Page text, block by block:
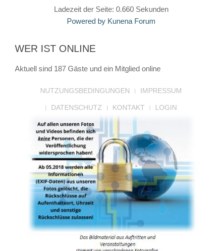
Ladezeit der Seite: 0.660 Sekunden
Powered by Kunena Forum
WER IST ONLINE
Aktuell sind 187 Gäste und ein Mitglied online
NUTZUNGSBEDINGUNGEN IMPRESSUM
DATENSCHUTZ KONTAKT LOGIN